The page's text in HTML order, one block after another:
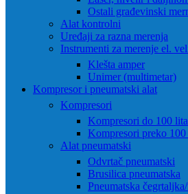
Ostali građevinski
Alat kontrolni
Uređaji za razna merenja
Instrumenti za merenje el.
Klešta amper
Unimer (multimetar)
Kompresor i pneumatski alat
Kompresori
Kompresori do 100
Kompresori preko 100
Alat pneumatski
Odvrtač pneumatski
Brusilica pneumatska
Pneumatska